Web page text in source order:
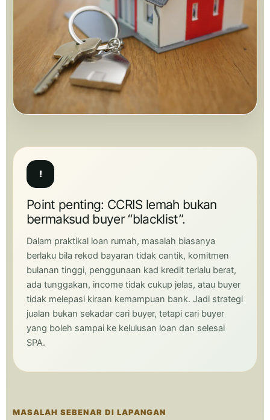
!
Point penting: CCRIS lemah bukan
bermaksud buyer “blacklist”.
Dalam praktikal loan rumah, masalah biasanya
berlaku bila rekod bayaran tidak cantik, komitmen
bulanan tinggi, penggunaan kad kredit terlalu berat,
ada tunggakan, income tidak cukup jelas, atau buyer
tidak melepasi kiraan kemampuan bank. Jadi strategi
jualan bukan sekadar cari buyer, tetapi cari buyer
yang boleh sampai ke kelulusan loan dan selesai
SPA.
MASALAH SEBENAR DI LAPANGAN